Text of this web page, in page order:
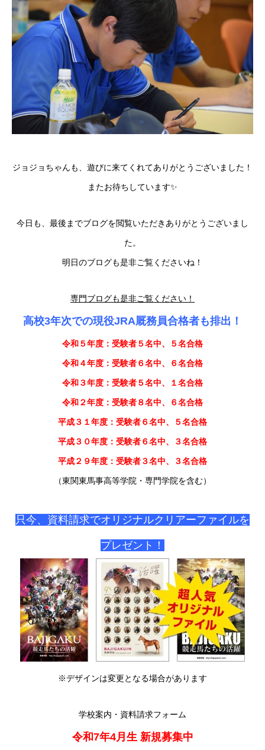
ジョジョちゃんも、遊びに来てくれてありがとうございました！
またお待ちしています✨
今日も、最後までブログを閲覧いただきありがとうございまし
た。
明日のブログも是非ご覧くださいね！
専門ブログも是非ご覧ください！
高校3年次での現役JRA厩務員合格者も排出！
令和５年度：受験者５名中、５名合格
令和４年度：受験者６名中、６名合格
令和３年度：受験者５名中、１名合格
令和２年度：受験者８名中、６名合格
平成３１年度：受験者６名中、５名合格
平成３０年度：受験者６名中、３名合格
平成２９年度：受験者３名中、３名合格
（東関東馬事高等学院・専門学院を含む）
只今、資料請求でオリジナルクリアーファイルを
プレゼント！
※デザインは変更となる場合があります
学校案内・資料請求フォーム
令和7年4月生 新規募集中